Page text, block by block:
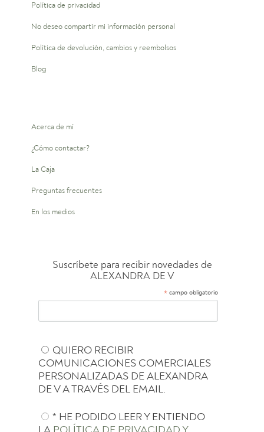
Política de privacidad
No deseo compartir mi información personal
Política de devolución, cambios y reembolsos
Blog
Acerca de mí
¿Cómo contactar?
La Caja
Preguntas frecuentes
En los medios
Suscríbete para recibir novedades de
ALEXANDRA DE V
* campo obligatorio
QUIERO RECIBIR
COMUNICACIONES COMERCIALES
PERSONALIZADAS DE ALEXANDRA
DE V A TRAVÉS DEL EMAIL.
* HE PODIDO LEER Y ENTIENDO